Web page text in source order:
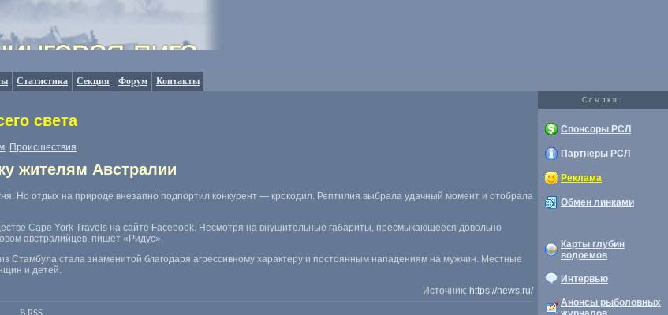
Статистика Секция Форум Контакты
Cсылки:
света
Происшествия
жителям Австралии
Но отдых на природе внезапно подпортил конкурент — крокодил. Рептилия выбрала удачный момент и отобрала
Cape York Travels на сайте Facebook. Несмотря на внушительные габариты, пресмыкающееся довольно
австралийцев, пишет « Ридус».
Стамбула стала знаменитой благодаря агрессивному характеру и постоянным нападениям на мужчин. Местные
и детей.
Источник: https://news.ru/
В RSS
Спонсоры РСЛ
Партнеры РСЛ
Реклама
Обмен линками
Карты глубин
водоемов
Интервью
Анонсы рыболовных